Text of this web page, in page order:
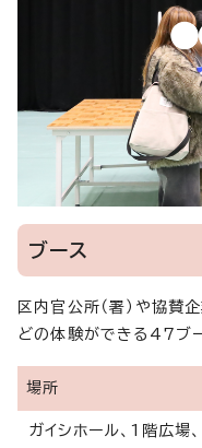
ブース
区内官公所（署）や協賛
どの体験ができる47ブー
場所
ガイシホール、1階広場